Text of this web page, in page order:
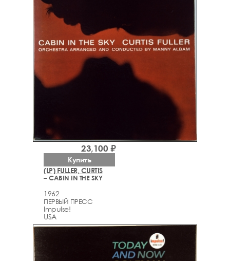
(LP) FULLER, CURTIS
– CABIN IN THE SKY
1962
ПЕРВЫЙ ПРЕСС
Impulse!
USA
23,100 ₽
Купить